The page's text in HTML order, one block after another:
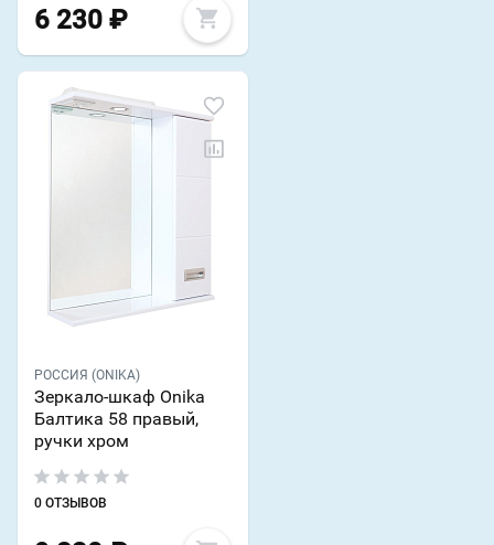
6 230 ₽
РОССИЯ (ONIKA)
Зеркало-шкаф Onika
Балтика 58 правый,
ручки хром
0 ОТЗЫВОВ